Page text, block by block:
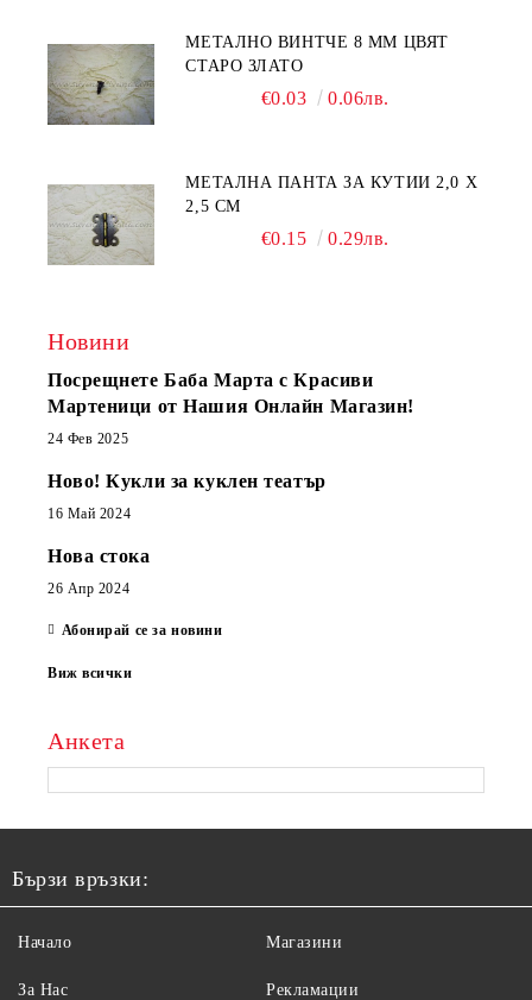
МЕТАЛНО ВИНТЧЕ 8 ММ ЦВЯТ
СТАРО ЗЛАТО
€0.03 0.06лв.
МЕТАЛНА ПАНТА ЗА КУТИИ 2,0 Х
2,5 СМ
€0.15 0.29лв.
Новини
Посрещнете Баба Марта с Красиви
Мартеници от Нашия Онлайн Магазин!
24 Фев 2025
Ново! Кукли за куклен театър
16 Май 2024
Нова стока
26 Апр 2024
Абонирай се за новини
Виж всички
Анкета
Бързи връзки:
Начало
За Нас
Магазини
Рекламации